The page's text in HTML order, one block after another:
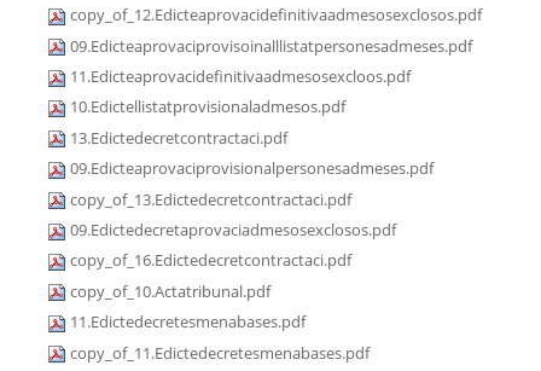
copy_of_12.Edicteaprovacidefinitivaadmesosexclosos.pdf
09.Edicteaprovaciprovisoinalllistatpersonesadmeses.pdf
11.Edicteaprovacidefinitivaadmesosexcloos.pdf
10.Edictellistatprovisionaladmesos.pdf
13.Edictedecretcontractaci.pdf
09.Edicteaprovaciprovisionalpersonesadmeses.pdf
copy_of_13.Edictedecretcontractaci.pdf
09.Edictedecretaprovaciadmesosexclosos.pdf
copy_of_16.Edictedecretcontractaci.pdf
copy_of_10.Actatribunal.pdf
11.Edictedecretesmenabases.pdf
copy_of_11.Edictedecretesmenabases.pdf